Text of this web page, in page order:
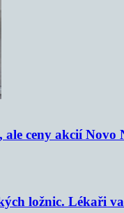
ceny akcií Novo
ložnic. Lékaři